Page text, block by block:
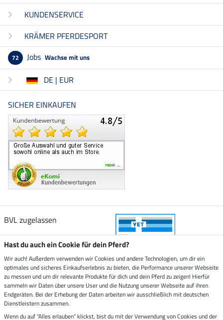
KUNDENSERVICE
KRÄMER PFERDESPORT
72 Jobs Wachse mit uns
DE | EUR
SICHER EINKAUFEN
BVL zugelassen
Zustellung durch
Sicher bezahlen mit
Hast du auch ein Cookie für dein Pferd?
Wir auch! Außerdem verwenden wir Cookies und andere Technologien, um dir ein
optimales und sicheres Einkaufserlebnis zu bieten, die Performance unserer Webseite
zu messen und um dir relevante Produkte für dich und dein Pferd zu zeigen! Hierfür
sammeln wir Daten über unsere User und die Nutzung unserer Webseite auf ihren
Endgeräten. Bei der Erhebung der Daten arbeiten wir ausschließlich mit deutschen
Dienstleistern zusammen.
Wenn du auf "Alles erlauben" klickst, bist du mit der Verwendung von Cookies und der